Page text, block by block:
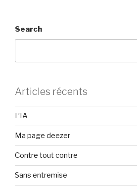
Search
Articles récents
L’IA
Ma page deezer
Contre tout contre
Sans entremise